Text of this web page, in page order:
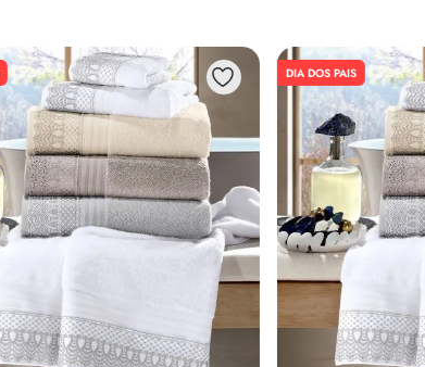
DIA DOS PAIS